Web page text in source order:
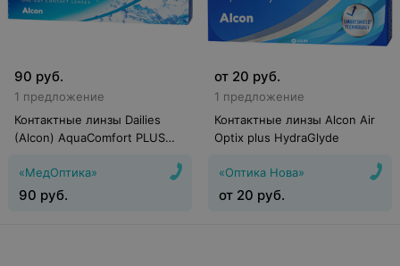
90 руб.
1 предложение
Контактные линзы Dailies
(Alcon) AquaComfort PLUS
«МедОптика»
90 руб.
от 20 руб.
1 предложение
Контактные линзы Alcon Air
Optix plus HydraGlyde
«Оптика Нова»
от 20 руб.